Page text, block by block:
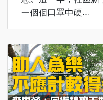
一個個口罩中硬...